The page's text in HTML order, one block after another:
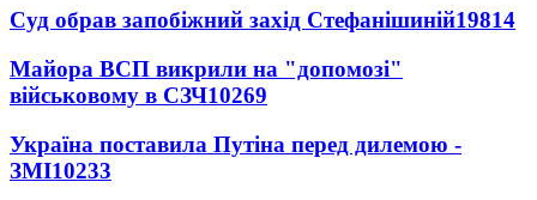
Суд обрав запобіжний захід Стефанішиній19814
Майора ВСП викрили на "допомозі"
військовому в СЗЧ10269
Україна поставила Путіна перед дилемою -
ЗМІ10233